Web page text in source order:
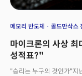
메모리 반도체 골드만삭스
마이크론의 사상
성적표?"
"승리는 누구의 것인가"지